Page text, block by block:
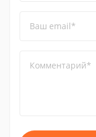
Ваш email*
Комментарий*